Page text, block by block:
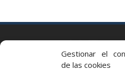
Gestionar el
de las cookies
Via Augusta 2 bis, 3º,